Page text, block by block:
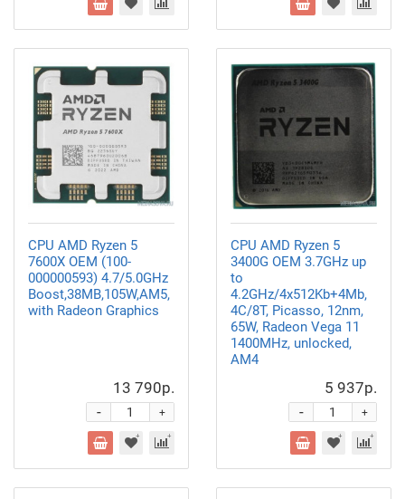
CPU AMD Ryzen 5
7600X OEM (100-
000000593) 4.7/5.0GHz
Boost,38MB,105W,AM5,
with Radeon Graphics
13 790р.
+
-
CPU AMD Ryzen 5
3400G OEM 3.7GHz up
to
4.2GHz/4x512Kb+4Mb,
4C/8T, Picasso, 12nm,
65W, Radeon Vega 11
1400MHz, unlocked,
AM4
5 937р.
+
-